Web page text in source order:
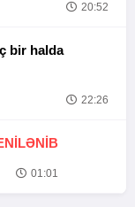
20:52
bir halda
22:26
01:01